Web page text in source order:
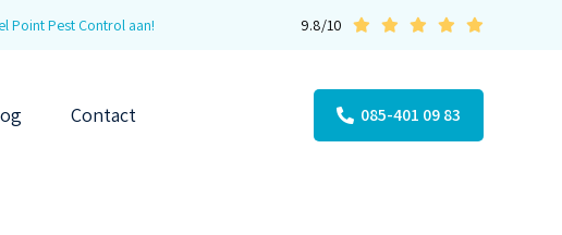
Point Pest Control aan! 9.8/10
Contact 085-401 09 83